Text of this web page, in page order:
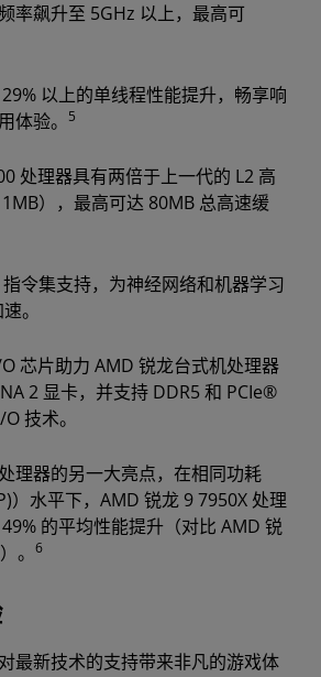
率飙升至 5GHz 以上，最高可
以上的单线程性能提升，畅享响
体验。
5
处理器具有两倍于上一代的 L2 高
），最高可达 80MB 总高速缓
令集支持，为神经网络和机器学习
。
芯片助力 AMD 锐龙台式机处理器
2 显卡，并支持 DDR5 和 PCIe®
技术。
理器的另一大亮点，在相同功耗
）水平下，AMD 锐龙 9 7950X 处理
的平均性能提升（对比 AMD 锐
。 6
最新技术的支持带来非凡的游戏体